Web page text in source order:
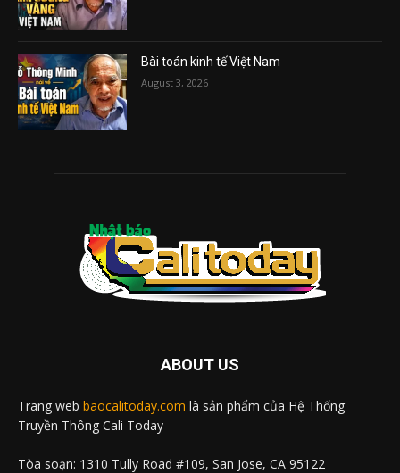
Bài toán kinh tế Việt Nam
August 3, 2026
ABOUT US
Trang web baocalitoday.com là sản phẩm của Hệ Thống
Truyền Thông Cali Today
Tòa soạn: 1310 Tully Road #109, San Jose, CA 95122